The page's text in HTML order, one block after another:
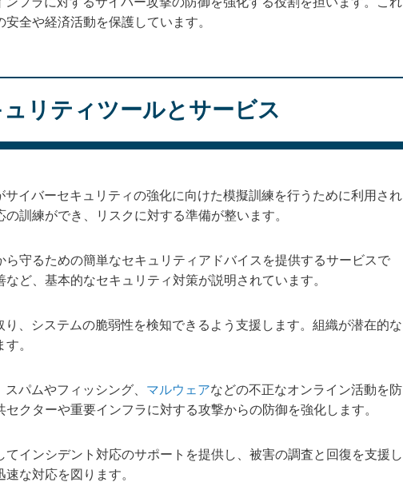
全や経済活動を保護しています。
リティツールとサービス
イバーセキュリティの強化に向けた模擬訓練を行うために利用され
訓練ができ、リスクに対する準備が整います。
守るための簡単なセキュリティアドバイスを提供するサービスで
ど、基本的なセキュリティ対策が説明されています。
、システムの脆弱性を検知できるよう支援します。組織が潜在的な
。
パムやフィッシング、 マルウェアなどの不正なオンライン活動を防
クターや重要インフラに対する攻撃からの防御を強化します。
インシデント対応のサポートを提供し、被害の調査と回復を支援し
な対応を図ります。